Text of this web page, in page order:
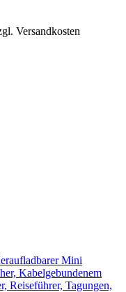
Versandkosten
Mini
Kabelgebundenem
Reiseführer, Tagungen,